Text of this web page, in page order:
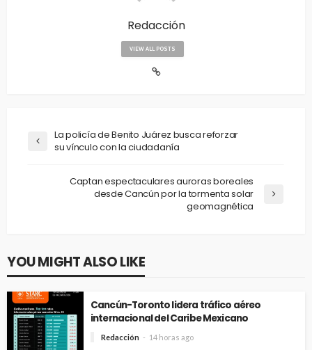
Redacción
VIEW ALL POSTS
La policía de Benito Juárez busca reforzar
su vínculo con la ciudadanía
Captan espectaculares auroras boreales
desde Cancún por la tormenta solar
geomagnética
YOU MIGHT ALSO LIKE
Cancún-Toronto lidera tráfico aéreo
internacional del Caribe Mexicano
Redacción 14 horas ago